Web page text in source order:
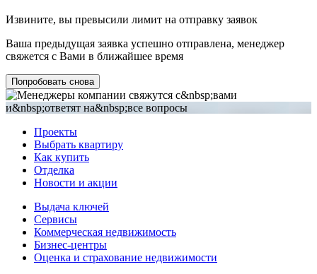
Извините, вы превысили лимит на отправку заявок
Ваша предыдущая заявка успешно отправлена, менеджер
свяжется с Вами в ближайшее время
Попробовать снова
Проекты
Выбрать квартиру
Как купить
Отделка
Новости и акции
Выдача ключей
Сервисы
Коммерческая недвижимость
Бизнес-центры
Оценка и страхование недвижимости